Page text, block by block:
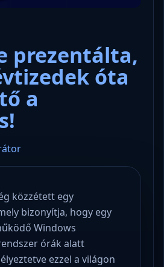
prezentálta,
óta
a
közzétett egy
bizonyítja, hogy egy
Windows
órák alatt
ezzel a világon